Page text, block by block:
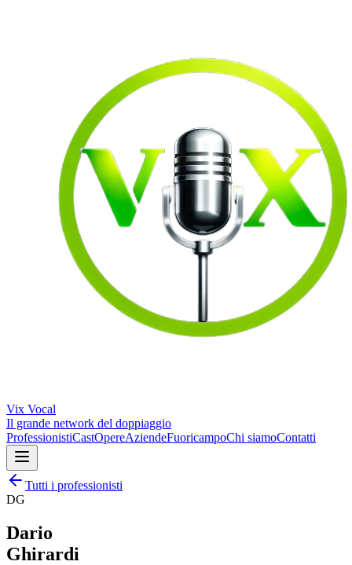
Vix Vocal
Il grande network del doppiaggio
ProfessionistiCastOpereAziendeFuoricampoChi siamoContatti
Tutti i professionisti
DG
Dario
Ghirardi